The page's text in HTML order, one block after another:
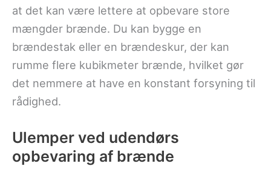
at det kan være lettere at opbevare store
mængder brænde. Du kan bygge en
brændestak eller en brændeskur, der kan
rumme flere kubikmeter brænde, hvilket gør
det nemmere at have en konstant forsyning til
rådighed.
Ulemper ved udendørs
opbevaring af brænde